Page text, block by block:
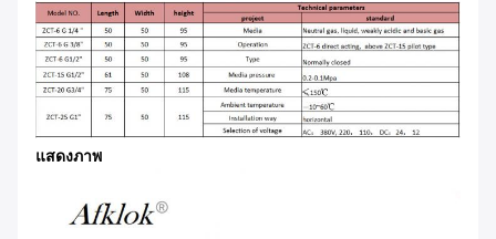
แสดงภาพ